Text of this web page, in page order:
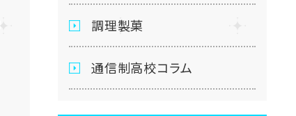
調理製菓
通信制高校コラム